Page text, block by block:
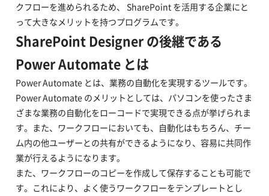
クフローを進められるため、 SharePoint を活用する企業にと
って大きなメリットを持つプログラムです。
SharePoint Designer の後継である
Power Automate とは
Power Automate とは、業務の自動化を実現するツールです。
Power Automate のメリットとしては、パソコンを使ったさま
ざまな業務の自動化をローコードで実現できる点が挙げられま
す。また、ワークフローにおいても、自動化はもちろん、チー
ム内の他ユーザーとの共有ができるようになり、容易に共同作
業が行えるようになります。
また、ワークフローのコピーを作成して保存することも可能で
す。これにより、よく使うワークフローをテンプレートとし